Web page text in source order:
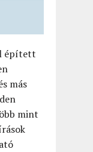
épített
más
mint